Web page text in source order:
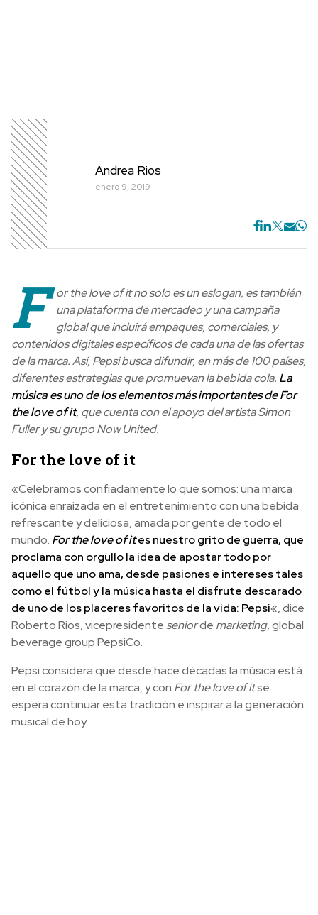
Andrea Rios
enero 9, 2019
F
or the love of it no solo es un eslogan, es también
una plataforma de mercadeo y una campaña
global que incluirá empaques, comerciales, y
contenidos digitales específicos de cada una de las ofertas
de la marca. Así, Pepsi busca difundir, en más de 100 países,
diferentes estrategias que promuevan la bebida cola. La
música es uno de los elementos más importantes de For
the love of it, que cuenta con el apoyo del artista Simon
Fuller y su grupo Now United.
For the love of it
«Celebramos confiadamente lo que somos: una marca
icónica enraizada en el entretenimiento con una bebida
refrescante y deliciosa, amada por gente de todo el
mundo. For the love of ites nuestro grito de guerra, que
proclama con orgullo la idea de apostar todo por
aquello que uno ama, desde pasiones e intereses tales
como el fútbol y la música hasta el disfrute descarado
de uno de los placeres favoritos de la vida: Pepsi«, dice
Roberto Rios, vicepresidenteseniorde marketing, global
beverage group PepsiCo.
Pepsi considera que desde hace décadas la música está
en el corazón de la marca, y con For the love of itse
espera continuar esta tradición e inspirar a la generación
musical de hoy.